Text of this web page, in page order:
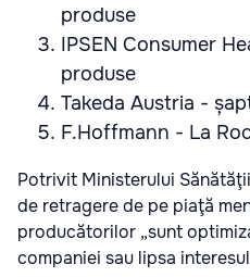
produse
IPSEN Consumer
produse
Takeda Austria -
F.Hoffmann - La
Potrivit Ministerului
de retragere de pe piaţă
producătorilor „sunt
companiei sau lipsa